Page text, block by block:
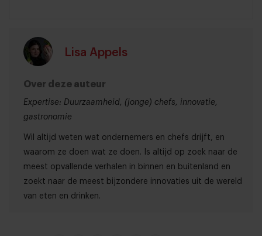
Lisa Appels
Over deze auteur
Expertise: Duurzaamheid, (jonge) chefs, innovatie,
gastronomie
Wil altijd weten wat ondernemers en chefs drijft, en
waarom ze doen wat ze doen. Is altijd op zoek naar de
meest opvallende verhalen in binnen en buitenland en
zoekt naar de meest bijzondere innovaties uit de wereld
van eten en drinken.